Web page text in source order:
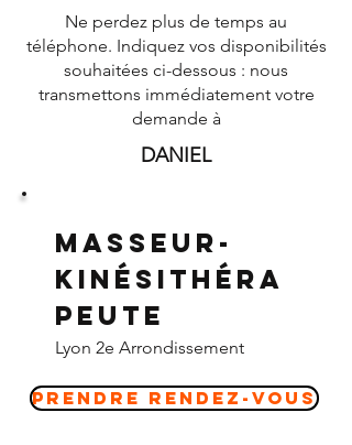
Ne perdez plus de temps au
téléphone. Indiquez vos disponibilités
souhaitées ci-dessous : nous
transmettons immédiatement votre
demande à
DANIEL
Masseur-
Kinésithéra
peute
Lyon 2e Arrondissement
Prendre Rendez-vous